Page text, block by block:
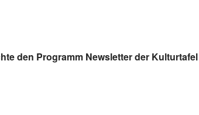
den Programm Newsletter der